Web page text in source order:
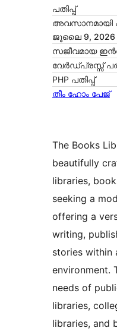
പതിപ്പ്
അവസാനമായി
ജൂലൈ 9, 2026
സജീവമായ
വേർഡ്പ്രസ്സ്
PHP പതിപ്പ്
തീം ഹോം പേജ്
The Books
beautifully
libraries,
seeking a
offering a
writing,
stories within
environment.
needs of
libraries,
libraries, and